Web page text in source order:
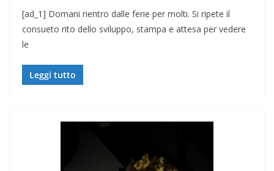
[ad_1] Domani rientro dalle ferie per molti. Si ripete il
consueto rito dello sviluppo, stampa e attesa per vedere
le
Leggi tutto